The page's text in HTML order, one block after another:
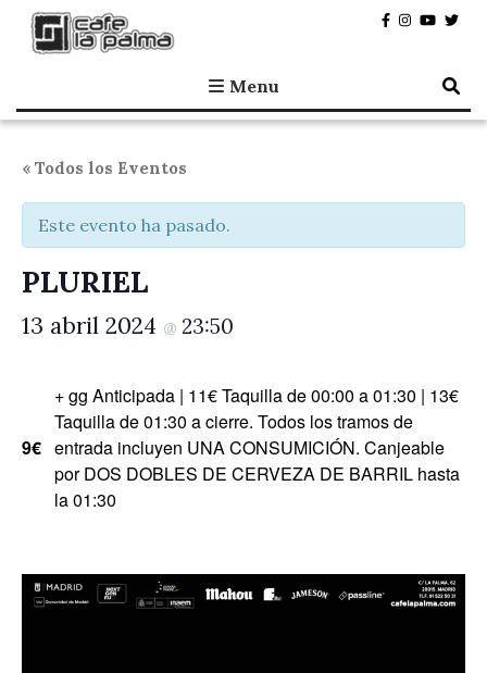
Café la Palma
Programando música en directo en Madrid, desde 1995.
Menu
« Todos los Eventos
Este evento ha pasado.
PLURIEL
13 abril 2024 @ 23:50
9€
+ gg Anticipada | 11€ Taquilla de 00:00 a 01:30 | 13€
Taquilla de 01:30 a cierre. Todos los tramos de
entrada incluyen UNA CONSUMICIÓN. Canjeable
por DOS DOBLES DE CERVEZA DE BARRIL hasta
la 01:30